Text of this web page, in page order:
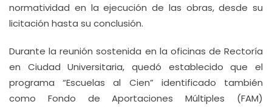
normatividad en la ejecución de las obras, desde su
licitación hasta su conclusión.
Durante la reunión sostenida en la oficinas de Rectoría
en Ciudad Universitaria, quedó establecido que el
programa “Escuelas al Cien” identificado también
como Fondo de Aportaciones Múltiples (FAM)